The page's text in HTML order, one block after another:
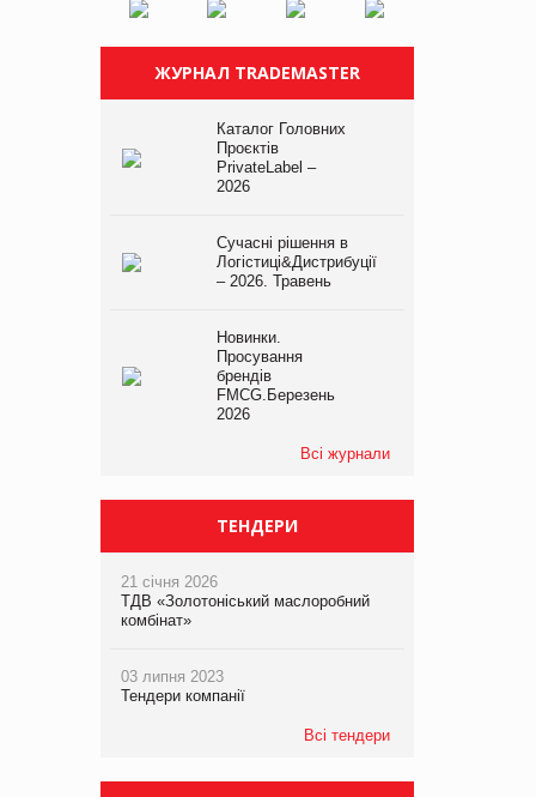
ЖУРНАЛ TRADEMASTER
Каталог Головних
Проєктів
PrivateLabel –
2026
Сучасні рішення в
Логістиці&Дистрибуції
– 2026. Травень
Новинки.
Просування
брендів
FMCG.Березень
2026
Всі журнали
ТЕНДЕРИ
21 січня 2026
ТДВ «Золотоніський маслоробний
комбінат»
03 липня 2023
Тендери компанії
Всі тендери